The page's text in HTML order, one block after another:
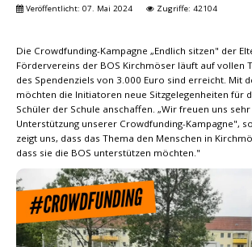
Termine
Mitwirkung
Kontakt
Veröffentlicht: 07. Mai 2024
Zugriffe: 42104
Die Crowdfunding-Kampagne „Endlich sitzen" der
Fördervereins der BOS Kirchmöser läuft auf vollen
des Spendenziels von 3.000 Euro sind erreicht. Mit
möchten die Initiatoren neue Sitzgelegenheiten für
Schüler der Schule anschaffen. „Wir freuen uns
Unterstützung unserer Crowdfunding-Kampagne",
zeigt uns, dass das Thema den Menschen in
dass sie die BOS unterstützen möchten."